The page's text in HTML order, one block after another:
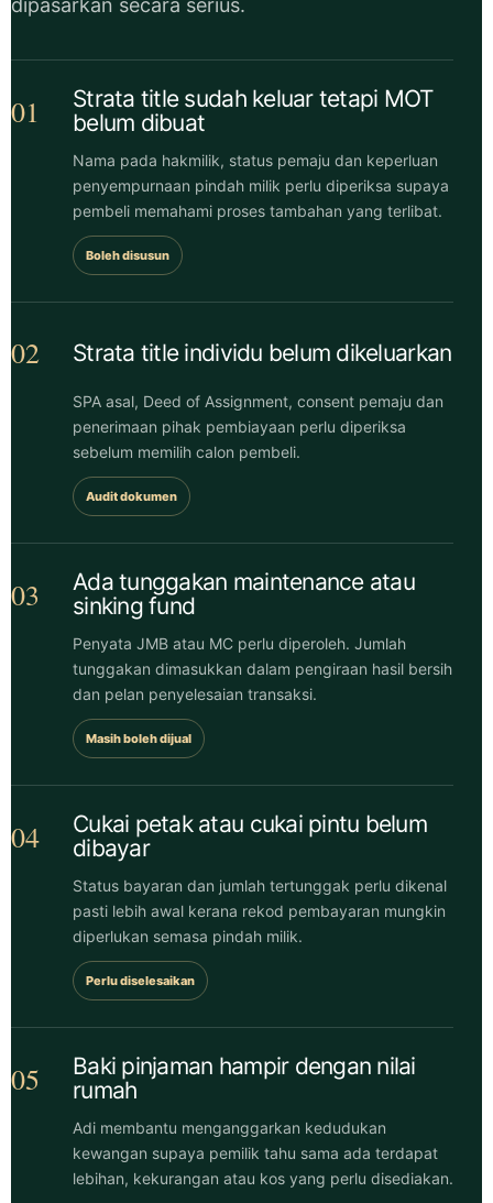
dipasarkan secara serius.
01
Strata title sudah keluar tetapi MOT
belum dibuat
Nama pada hakmilik, status pemaju dan keperluan
penyempurnaan pindah milik perlu diperiksa supaya
pembeli memahami proses tambahan yang terlibat.
Boleh disusun
02 Strata title individu belum dikeluarkan
SPA asal, Deed of Assignment, consent pemaju dan
penerimaan pihak pembiayaan perlu diperiksa
sebelum memilih calon pembeli.
Audit dokumen
03
Ada tunggakan maintenance atau
sinking fund
Penyata JMB atau MC perlu diperoleh. Jumlah
tunggakan dimasukkan dalam pengiraan hasil bersih
dan pelan penyelesaian transaksi.
Masih boleh dijual
04
Cukai petak atau cukai pintu belum
dibayar
Status bayaran dan jumlah tertunggak perlu dikenal
pasti lebih awal kerana rekod pembayaran mungkin
diperlukan semasa pindah milik.
Perlu diselesaikan
05
Baki pinjaman hampir dengan nilai
rumah
Adi membantu menganggarkan kedudukan
kewangan supaya pemilik tahu sama ada terdapat
lebihan, kekurangan atau kos yang perlu disediakan.